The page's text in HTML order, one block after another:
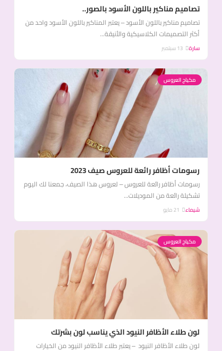
تصاميم مناكير باللون الأسود بالصور..
تصاميم مناكير باللون الأسود – يعتبر المناكير باللون الأسود واحد من
أكثر التصميمات الكلاسيكية والأنيقة...
سارة
مكياج العروس
رسومات أظافر رائعة للعروس صيف 2023
رسومات أظافر رائعة للعروس – لعروس هذا الصيف، جمعنا لك اليوم
تشكيلة رائعة من الموديلات...
شيماء
مكياج العروس
لون طلاء الأظافر النيود الذي يناسب لون بشرتك
لون طلاء الأظافر النيود – يعتبر طلاء الأظافر النيود من الخيارات